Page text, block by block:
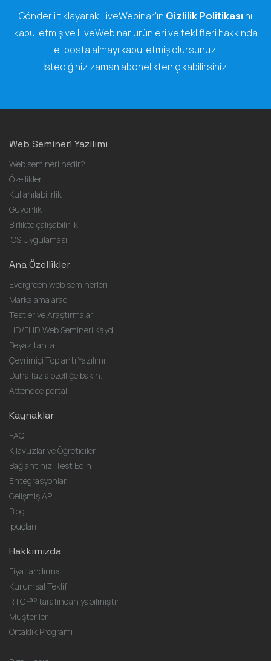
Gönder'i tıklayarak LiveWebinar'ın Gizlilik Politikası'nı
kabul etmiş ve LiveWebinar ürünleri ve teklifleri hakkında
e-posta almayı kabul etmiş olursunuz.
İstediğiniz zaman abonelikten çıkabilirsiniz.
Web Semineri Yazılımı
Web semineri nedir?
Özellikler
Kullanılabilirlik
Güvenlik
Birlikte çalışabilirlik
iOS Uygulaması
Ana Özellikler
Evergreen web seminerleri
Markalama aracı
Testler ve Araştırmalar
HD/FHD Web Semineri Kaydı
Beyaz tahta
Çevrimiçi Toplantı Yazılımı
Daha fazla özelliğe bakın...
Attendee portal
Kaynaklar
FAQ
Kılavuzlar ve Öğreticiler
Bağlantınızı Test Edin
Entegrasyonlar
Gelişmiş API
Blog
İpuçları
Hakkımızda
Fiyatlandırma
Kurumsal Teklif
RTCLab tarafından yapılmıştır
Müşteriler
Ortaklık Programı